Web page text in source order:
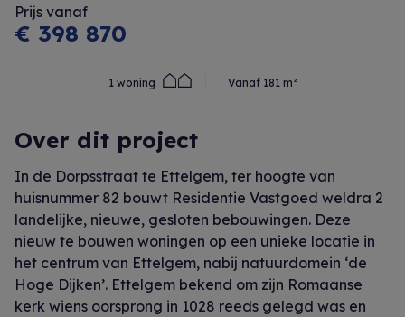
Prijs vanaf
€ 398 870
1 woning Vanaf 181 m²
Over dit project
In de Dorpsstraat te Ettelgem, ter hoogte van
huisnummer 82 bouwt Residentie Vastgoed weldra 2
landelijke, nieuwe, gesloten bebouwingen. Deze
nieuw te bouwen woningen op een unieke locatie in
het centrum van Ettelgem, nabij natuurdomein ‘de
Hoge Dijken’. Ettelgem bekend om zijn Romaanse
kerk wiens oorsprong in 1028 reeds gelegd was en